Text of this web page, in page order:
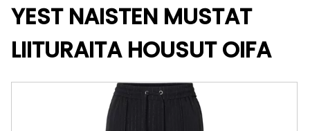
YEST NAISTEN MUSTAT
LIITURAITA HOUSUT OIFA